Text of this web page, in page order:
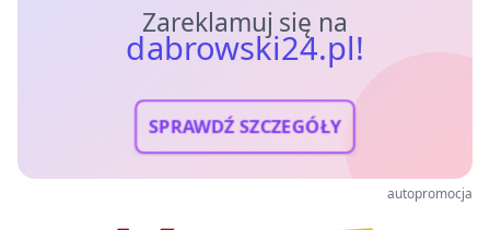
Zareklamuj się na
dabrowski24.pl!
SPRAWDŹ SZCZEGÓŁY
autopromocja